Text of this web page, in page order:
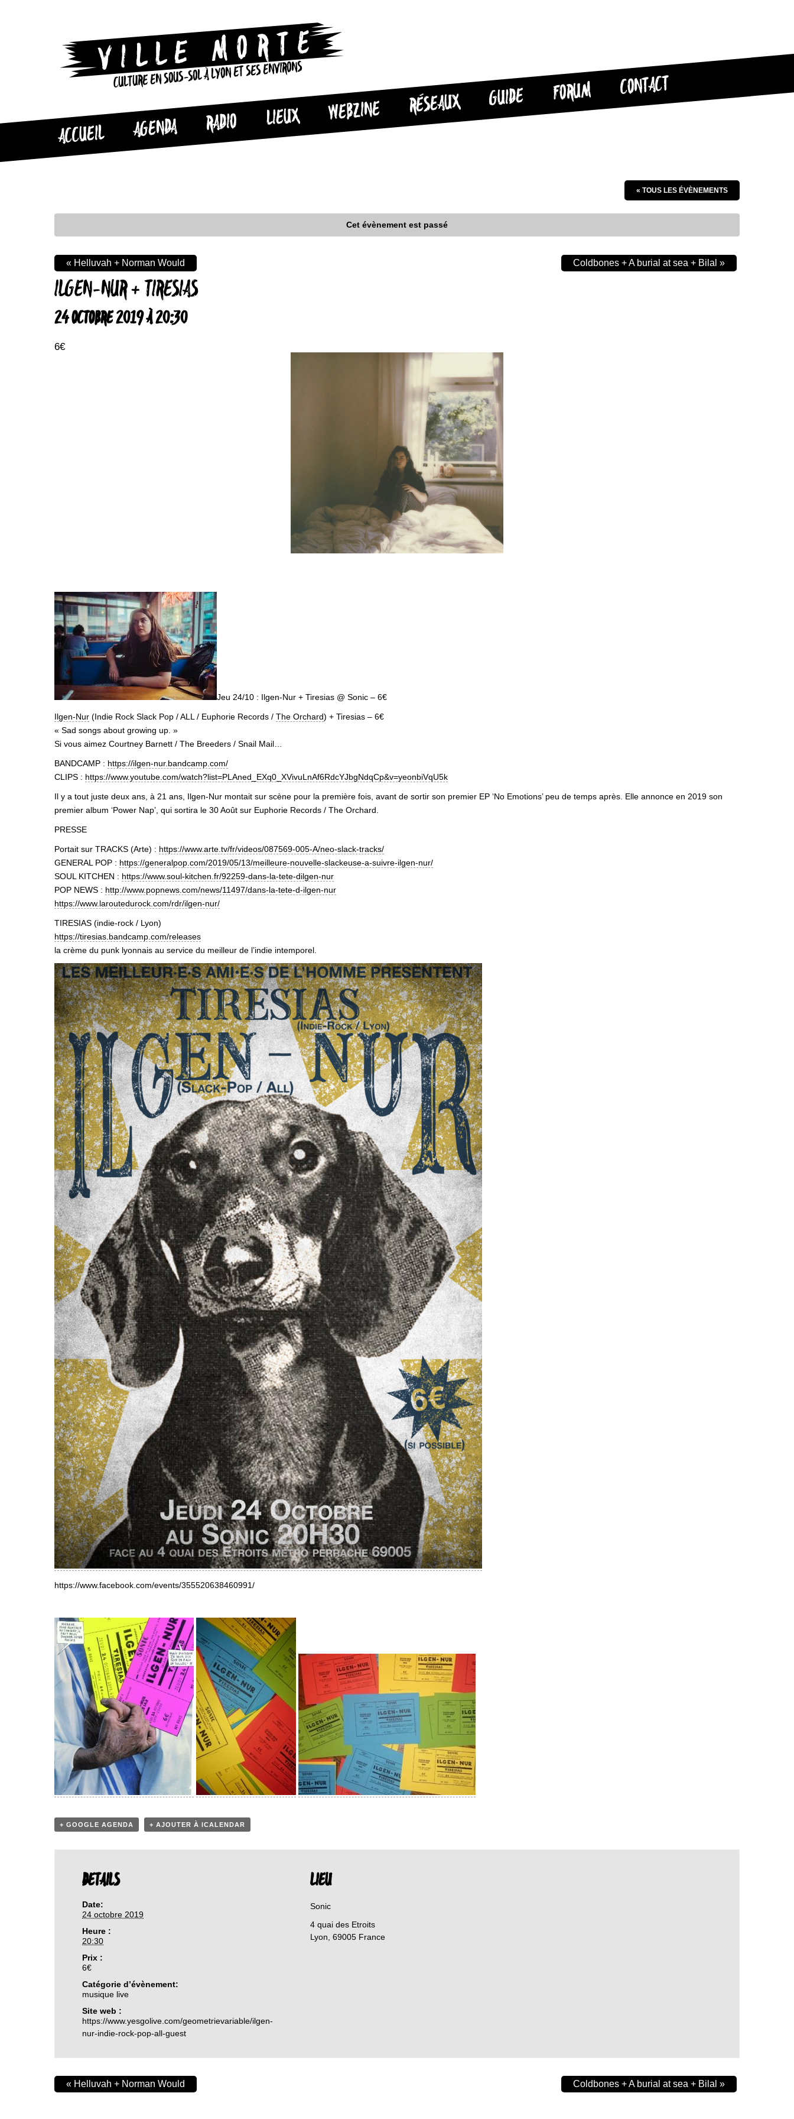
CULTURE EN SOUS-SOL À LYON ET SES ENVIRONS
ACCUEIL AGENDA RADIO LIEUX WEBZINE RÉSEAUX GUIDE FORUM CONTACT
« TOUS LES ÉVÈNEMENTS
Cet évènement est passé
ILGEN-NUR + TIRESIAS
24 OCTOBRE 2019 À 20:30
6€
« Helluvah + Norman Would Coldbones + A burial at sea + Bilal »
Jeu 24/10 : Ilgen-Nur + Tiresias @ Sonic – 6€
Ilgen-Nur (Indie Rock Slack Pop / ALL / Euphorie Records / The Orchard) + Tiresias – 6€
« Sad songs about growing up. »
Si vous aimez Courtney Barnett / The Breeders / Snail Mail…
BANDCAMP : https://ilgen-nur.bandcamp.com/
CLIPS : https://www.youtube.com/watch?list=PLAned_EXq0_XVivuLnAf6RdcYJbgNdqCp&v=yeonbiVqU5k
Il y a tout juste deux ans, à 21 ans, Ilgen-Nur montait sur scène pour la première fois, avant de sortir son premier EP ‘No Emotions’ peu de temps après. Elle annonce en 2019 son
premier album ‘Power Nap’, qui sortira le 30 Août sur Euphorie Records / The Orchard.
PRESSE
Portait sur TRACKS (Arte) : https://www.arte.tv/fr/videos/087569-005-A/neo-slack-tracks/
GENERAL POP : https://generalpop.com/2019/05/13/meilleure-nouvelle-slackeuse-a-suivre-ilgen-nur/
SOUL KITCHEN : https://www.soul-kitchen.fr/92259-dans-la-tete-dilgen-nur
POP NEWS : http://www.popnews.com/news/11497/dans-la-tete-d-ilgen-nur
https://www.laroutedurock.com/rdr/ilgen-nur/
TIRESIAS (indie-rock / Lyon)
https://tiresias.bandcamp.com/releases
la crème du punk lyonnais au service du meilleur de l’indie intemporel.
https://www.facebook.com/events/355520638460991/
+ GOOGLE AGENDA + AJOUTER À ICALENDAR
DETAILS
Date:
24 octobre 2019
Heure :
20:30
Prix :
6€
Catégorie d’évènement:
musique live
Site web :
https://www.yesgolive.com/geometrievariable/ilgen-
nur-indie-rock-pop-all-guest
LIEU
Sonic
4 quai des Etroits
Lyon 69005 France
« Helluvah + Norman Would Coldbones + A burial at sea + Bilal »